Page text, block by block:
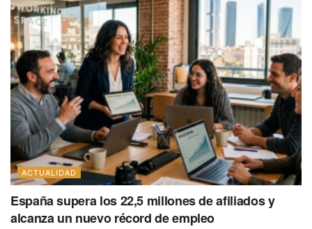
ACTUALIDAD
España supera los 22,5 millones de afiliados y
alcanza un nuevo récord de empleo